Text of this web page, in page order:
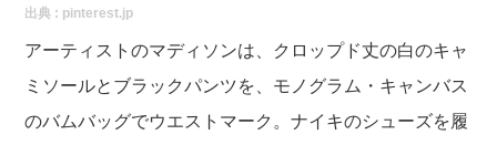
出典 : pinterest.jp
アーティストのマディソンは、クロップド丈の白のキャ
ミソールとブラックパンツを、モノグラム・キャンバス
のバムバッグでウエストマーク。ナイキのシューズを履